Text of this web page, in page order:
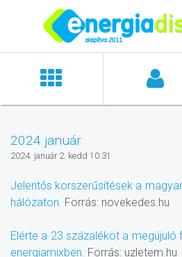
2024 január
2024. január 2. kedd 10:31
Jelentős korszerűsítések a
hálózaton. Forrás: novekedes.hu
Elérte a 23 százalékot a megújuló
energiamixben. Forrás: uzletem.hu